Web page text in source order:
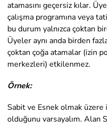
atamasını geçersiz kılar.
çalışma programına veya
bu durum yalnızca çoktan
Üyeler aynı anda birden
çoktan çoğa atamalar (izin
merkezleri) etkilenmez.
Örnek:
Sabit ve Esnek olmak üzere
olduğunu varsayalım. Alan